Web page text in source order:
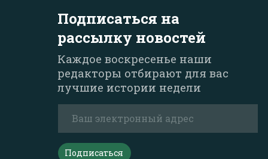
Подписаться на
рассылку новостей
Каждое воскресенье наши
редакторы отбирают для вас
лучшие истории недели
Подписаться